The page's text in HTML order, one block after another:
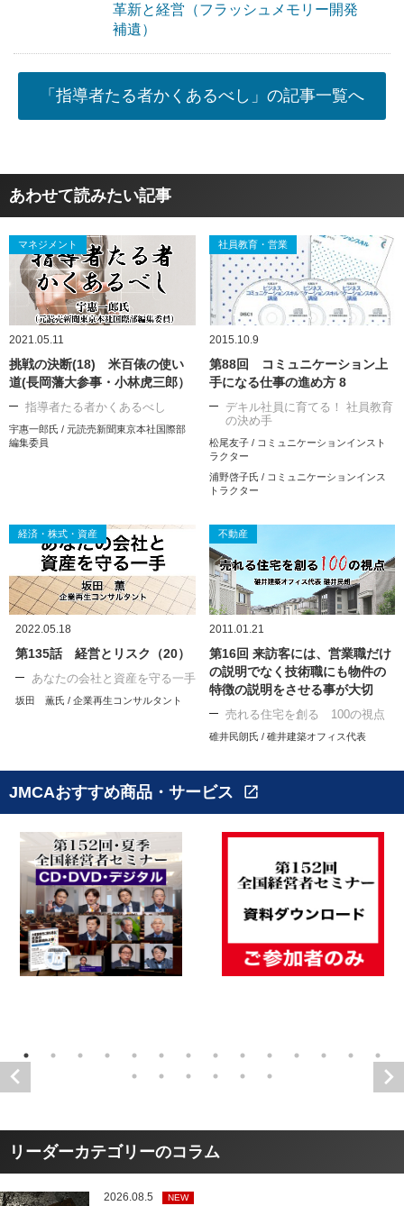
革新と経営（フラッシュメモリー開発
補遺）
「指導者たる者かくあるべし」の記事一覧へ
あわせて読みたい記事
マネジメント
2021.05.11
挑戦の決断(18) 米百俵の使い
道(長岡藩大参事・小林虎三郎）
指導者たる者かくあるべし
宇惠一郎氏 / 元読売新聞東京本社国際部
編集委員
社員教育・営業
2015.10.9
第88回 コミュニケーション上
手になる仕事の進め方 8
デキル社員に育てる！ 社員教育
の決め手
松尾友子 / コミュニケーションインスト
ラクター
浦野啓子氏 / コミュニケーションインス
トラクター
経済・株式・資産
2022.05.18
第135話 経営とリスク（20）
あなたの会社と資産を守る一手
坂田 薫氏 / 企業再生コンサルタント
不動産
2011.01.21
第16回 来訪客には、営業職だけ
の説明でなく技術職にも物件の
特徴の説明をさせる事が大切
売れる住宅を創る 100の視点
碓井民朗氏 / 碓井建築オフィス代表
JMCAおすすめ商品・サービス open_in_new
リーダーカテゴリーのコラム
2026.08.5 NEW